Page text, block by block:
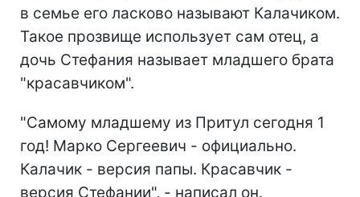
в семье его ласково называют Калачиком.
Такое прозвище использует сам отец, а
дочь Стефания называет младшего брата
"красавчиком".
"Самому младшему из Притул сегодня 1
год! Марко Сергеевич - официально.
Калачик - версия папы. Красавчик -
версия Стефании", - написал он.